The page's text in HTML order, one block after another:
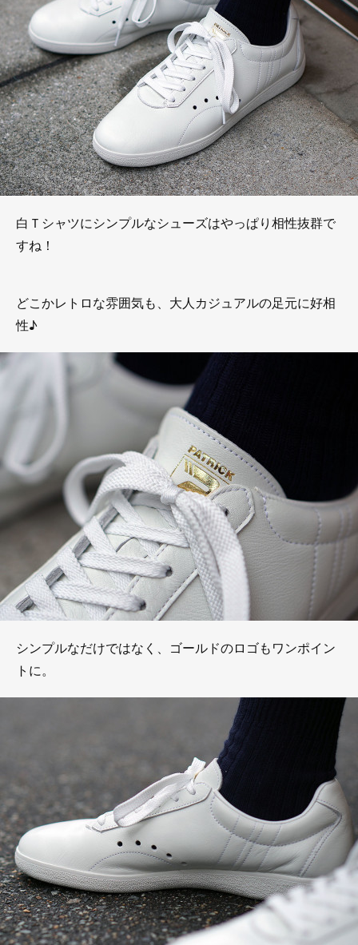
白Ｔシャツにシンプルなシューズはやっぱり相性抜群で
すね！
どこかレトロな雰囲気も、大人カジュアルの足元に好相
性♪
シンプルなだけではなく、ゴールドのロゴもワンポイン
トに。